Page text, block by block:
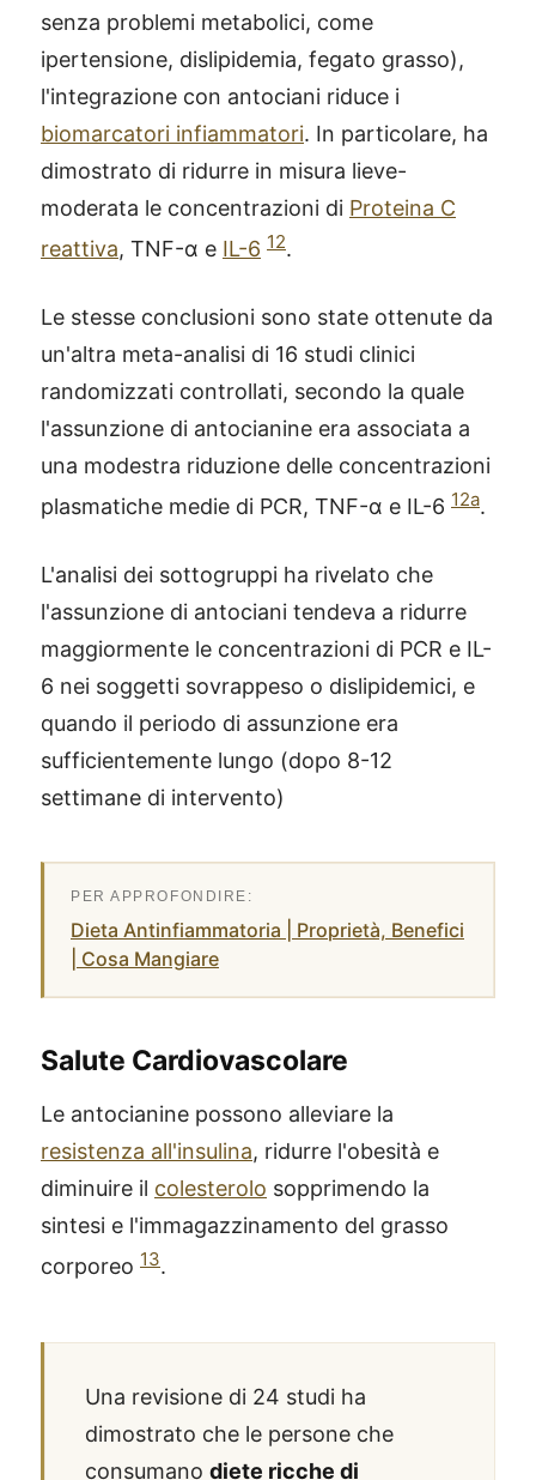
senza problemi metabolici, come
ipertensione, dislipidemia, fegato grasso),
l'integrazione con antociani riduce i
biomarcatori infiammatori. In particolare, ha
dimostrato di ridurre in misura lieve-
moderata le concentrazioni di Proteina C
reattiva, TNF-α e IL-6 12.
Le stesse conclusioni sono state ottenute da
un'altra meta-analisi di 16 studi clinici
randomizzati controllati, secondo la quale
l'assunzione di antocianine era associata a
una modestra riduzione delle concentrazioni
plasmatiche medie di PCR, TNF-α e IL-6 12a.
L'analisi dei sottogruppi ha rivelato che
l'assunzione di antociani tendeva a ridurre
maggiormente le concentrazioni di PCR e IL-
6 nei soggetti sovrappeso o dislipidemici, e
quando il periodo di assunzione era
sufficientemente lungo (dopo 8-12
settimane di intervento)
Dieta Antinfiammatoria | Proprietà, Benefici
| Cosa Mangiare
Salute Cardiovascolare
Le antocianine possono alleviare la
resistenza all'insulina, ridurre l'obesità e
diminuire il colesterolo sopprimendo la
sintesi e l'immagazzinamento del grasso
corporeo 13.
Una revisione di 24 studi ha
dimostrato che le persone che
consumano diete ricche di